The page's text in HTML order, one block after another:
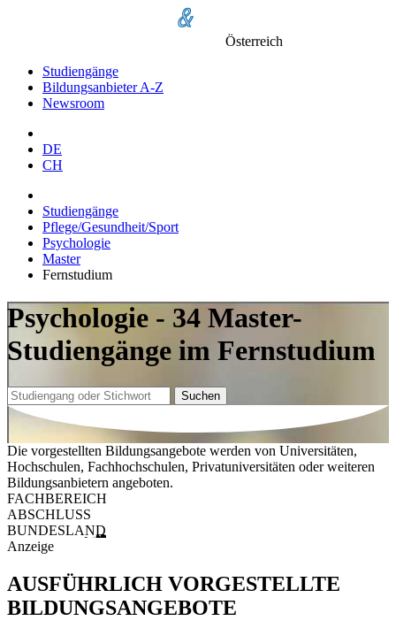
Österreich
Studiengänge
Bildungsanbieter A-Z
Newsroom
DE
CH
Studiengänge
Pflege/Gesundheit/Sport
Psychologie
Master
Fernstudium
Psychologie - 34 Master-
Studiengänge im Fernstudium
Suchen
Die vorgestellten Bildungsangebote werden von Universitäten,
Hochschulen, Fachhochschulen, Privatuniversitäten oder weiteren
Bildungsanbietern angeboten.
FACHBEREICH
ABSCHLUSS
BUNDESLAND
Anzeige
AUSFÜHRLICH VORGESTELLTE
BILDUNGSANGEBOTE